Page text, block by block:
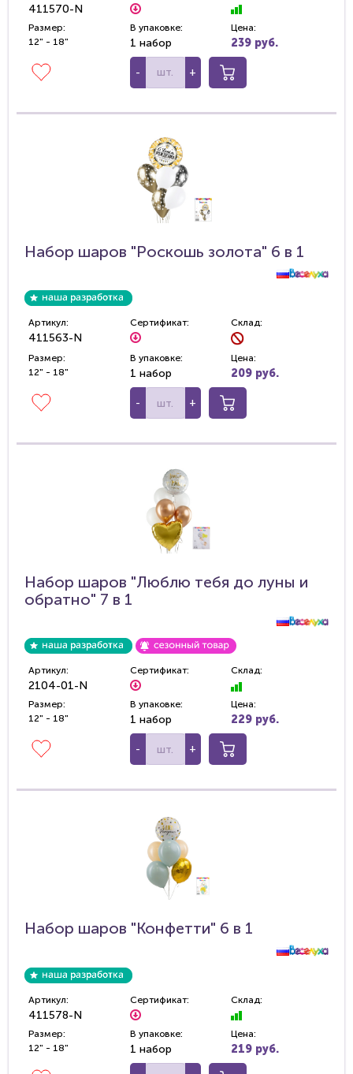
411570-N
Размер:
12" - 18"
В упаковке:
1 набор
Цена:
239 руб.
- +
Набор шаров "Роскошь золота" 6 в 1
Артикул:
411563-N
Сертификат: Склад:
Размер:
12" - 18"
В упаковке:
1 набор
Цена:
209 руб.
- +
Набор шаров "Люблю тебя до луны и
обратно" 7 в 1
Артикул:
2104-01-N
Сертификат: Склад:
Размер:
12" - 18"
В упаковке:
1 набор
Цена:
229 руб.
- +
Набор шаров "Конфетти" 6 в 1
Артикул:
411578-N
Сертификат: Склад:
Размер:
12" - 18"
В упаковке:
1 набор
Цена:
219 руб.